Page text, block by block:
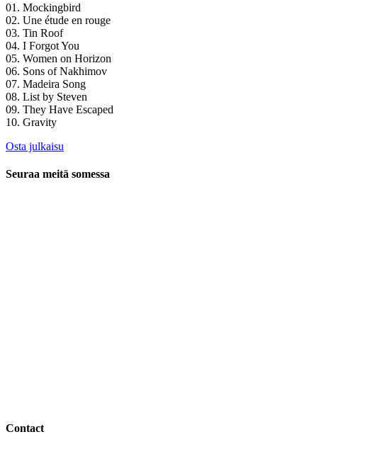
01. Mockingbird
02. Une étude en rouge
03. Tin Roof
04. I Forgot You
05. Women on Horizon
06. Sons of Nakhimov
07. Madeira Song
08. List by Steven
09. They Have Escaped
10. Gravity
Osta julkaisu
Seuraa meitä somessa
Contact